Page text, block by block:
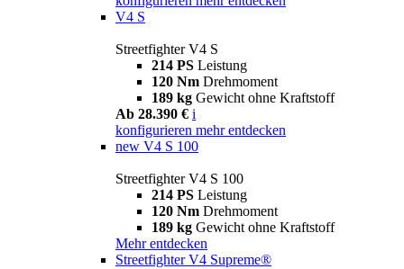
V4 S
Streetfighter V4 S
214 PS Leistung
120 Nm Drehmoment
189 kg Gewicht ohne Kraftstoff
Ab 28.390 € i
konfigurieren mehr entdecken
new V4 S 100
Streetfighter V4 S 100
214 PS Leistung
120 Nm Drehmoment
189 kg Gewicht ohne Kraftstoff
Mehr entdecken
Streetfighter V4 Supreme®